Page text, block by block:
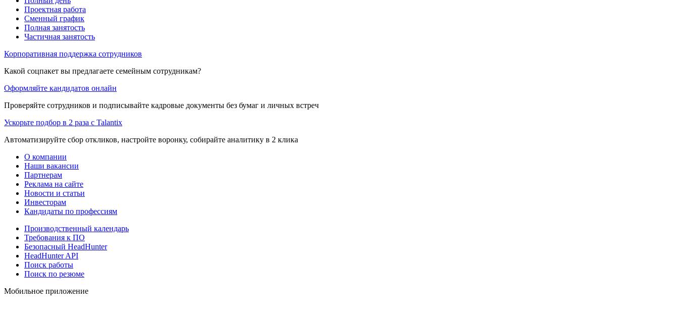
Проектная работа
Сменный график
Полная занятость
Частичная занятость
Корпоративная поддержка сотрудников
Какой соцпакет вы предлагаете семейным сотрудникам?
Оформляйте кандидатов онлайн
Проверяйте сотрудников и подписывайте кадровые документы без бумаг и личных встреч
Ускорьте подбор в 2 раза с Talantix
Автоматизируйте сбор откликов, настройте воронку, собирайте аналитику в 2 клика
О компании
Наши вакансии
Партнерам
Реклама на сайте
Новости и статьи
Инвесторам
Кандидаты по профессиям
Производственный календарь
Требования к ПО
Безопасный HeadHunter
HeadHunter API
Поиск работы
Поиск по резюме
Мобильное приложение